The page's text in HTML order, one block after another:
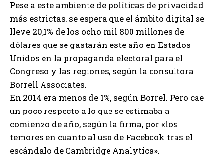
Pese a este ambiente de políticas de privacidad
más estrictas, se espera que el ámbito digital se
lleve 20,1% de los ocho mil 800 millones de
dólares que se gastarán este año en Estados
Unidos en la propaganda electoral para el
Congreso y las regiones, según la consultora
Borrell Associates.
En 2014 era menos de 1%, según Borrel. Pero cae
un poco respecto a lo que se estimaba a
comienzo de año, según la firma, por «los
temores en cuanto al uso de Facebook tras el
escándalo de Cambridge Analytica».